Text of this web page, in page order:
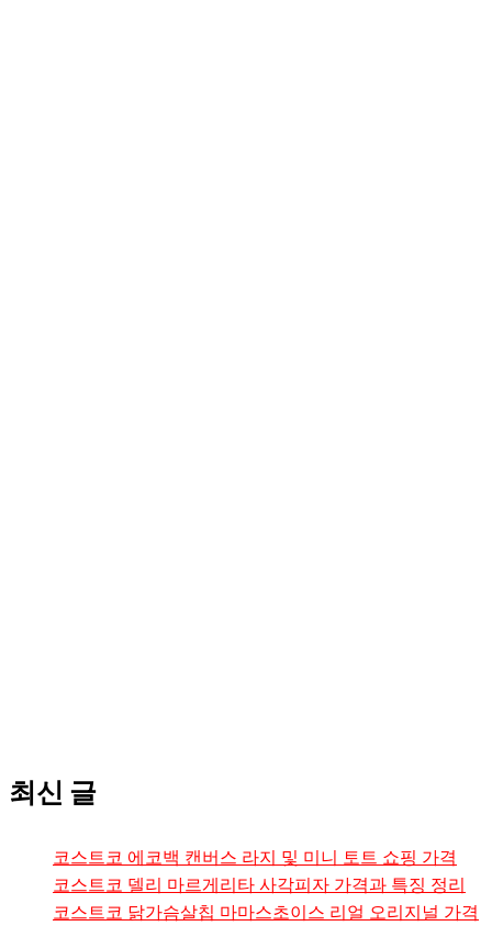
최신 글
코스트코 에코백 캔버스 라지 및 미니 토트 쇼핑 가격
코스트코 델리 마르게리타 사각피자 가격과 특징 정리
코스트코 닭가슴살칩 마마스초이스 리얼 오리지널 가격